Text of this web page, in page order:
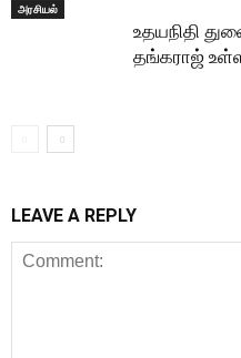
அரசியல்
உதயநிதி
தங்கராஜ்
LEAVE A REPLY